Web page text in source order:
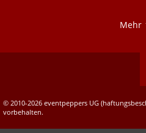
Mehr
© 2010-2026 eventpeppers UG
vorbehalten.